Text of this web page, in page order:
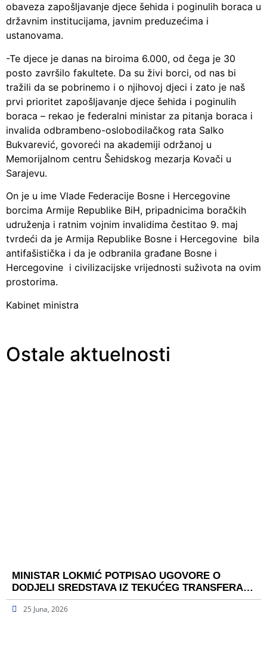
obaveza zapošljavanje djece šehida i poginulih boraca u
državnim institucijama, javnim preduzećima i
ustanovama.
-Te djece je danas na biroima 6.000, od čega je 30
posto završilo fakultete. Da su živi borci, od nas bi
tražili da se pobrinemo i o njihovoj djeci i zato je naš
prvi prioritet zapošljavanje djece šehida i poginulih
boraca – rekao je federalni ministar za pitanja boraca i
invalida odbrambeno-oslobodilačkog rata Salko
Bukvarević, govoreći na akademiji održanoj u
Memorijalnom centru Šehidskog mezarja Kovači u
Sarajevu.
On je u ime Vlade Federacije Bosne i Hercegovine
borcima Armije Republike BiH, pripadnicima boračkih
udruženja i ratnim vojnim invalidima čestitao 9. maj
tvrdeći da je Armija Republike Bosne i Hercegovine bila
antifašistička i da je odbranila građane Bosne i
Hercegovine i civilizacijske vrijednosti suživota na ovim
prostorima.
Kabinet ministra
Ostale aktuelnosti
MINISTAR LOKMIĆ POTPISAO UGOVORE O
DODJELI SREDSTAVA IZ TEKUĆEG TRANSFERA…
25 Juna, 2026